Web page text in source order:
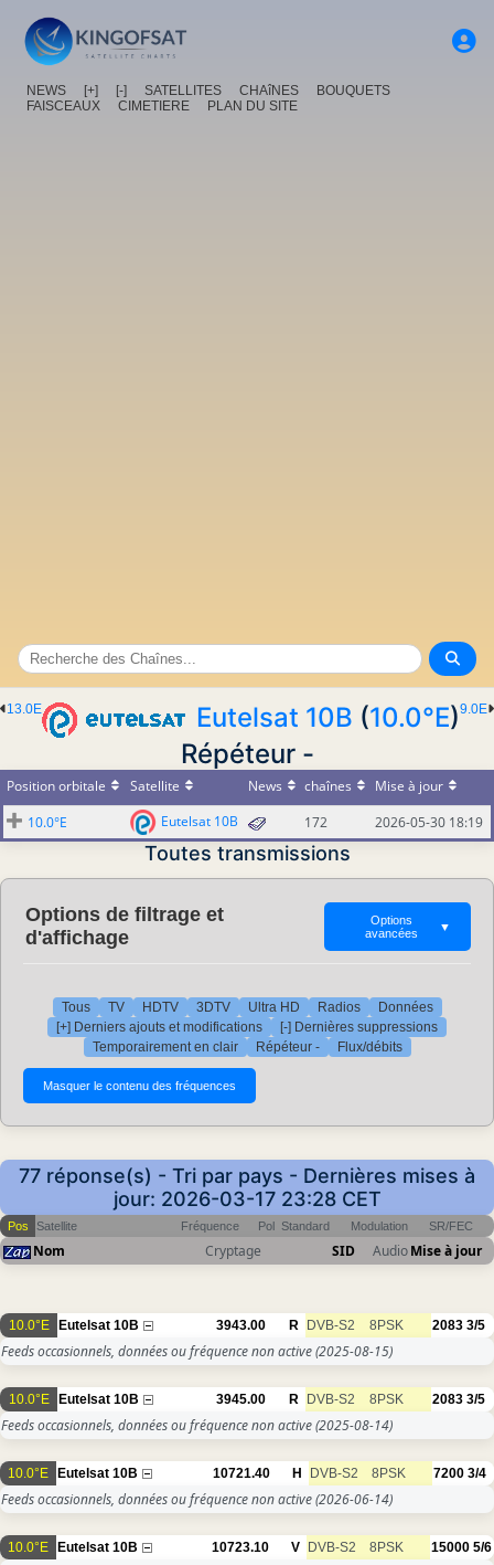
NEWS [+] [-] SATELLITES CHAîNES
BOUQUETS
FAISCEAUX
CIMETIERE PLAN DU SITE
9.0E
13.0E Eutelsat 10B (10.0°E)
Répéteur -
Position orbitale Satellite News chaînes
Mise à jour
10.0°E
Eutelsat 10B 172 2026-05-30 18:19
Toutes transmissions
Options de filtrage et
d'affichage
Options
avancées
▼
Tous TV HDTV 3DTV Ultra HD Radios
Données
[+] Derniers ajouts et modifications
[-] Dernières suppressions
Temporairement en clair
Répéteur - Flux/débits
77 réponse(s) - Tri par pays - Dernières mises à
jour: 2026-03-17 23:28 CET
Pos Satellite Fréquence Pol Standard Modulation SR/FEC
Nom Cryptage SID AudioMise à jour
10.0°E Eutelsat 10B 3943.00 R DVB-S2 8PSK 2083 3/5
Feeds occasionnels, données ou fréquence non active(2025-08-15)
10.0°E Eutelsat 10B 3945.00 R DVB-S2 8PSK 2083 3/5
Feeds occasionnels, données ou fréquence non active(2025-08-14)
10.0°E Eutelsat 10B 10721.40 H DVB-S2 8PSK 7200 3/4
Feeds occasionnels, données ou fréquence non active(2026-06-14)
10.0°E Eutelsat 10B 10723.10 V DVB-S2 8PSK 15000 5/6